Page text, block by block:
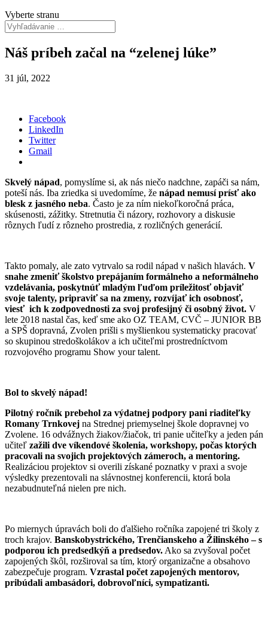
Vyberte stranu
Náš príbeh začal na “zelenej lúke”
31 júl, 2022
Facebook
LinkedIn
Twitter
Gmail
Skvelý nápad, pomyslíme si, ak nás niečo nadchne, zapáči sa nám,
poteší nás. Iba zriedka si uvedomíme, že nápad nemusí prísť ako
blesk z jasného neba. Často je za ním niekoľkoročná práca,
skúsenosti, zážitky. Stretnutia či názory, rozhovory a diskusie
rôznych ľudí z rôzneho prostredia, z rozličných generácií.
Takto pomaly, ale zato vytrvalo sa rodil nápad v našich hlavách. V
snahe zmeniť školstvo prepájaním formálneho a neformálneho
vzdelávania, poskytnúť mladým ľuďom príležitosť objaviť
svoje talenty, pripraviť sa na zmeny, rozvíjať ich osobnosť,
viesť ich k zodpovednosti za svoj profesijný či osobný život. V
lete 2018 nastal čas, keď sme ako OZ TEAM, CVČ – JUNIOR BB
a SPŠ dopravná, Zvolen prišli s myšlienkou systematicky pracovať
so skupinou stredoškolákov a ich učiteľmi prostredníctvom
rozvojového programu Show your talent.
Bol to skvelý nápad!
Pilotný ročník prebehol za výdatnej podpory pani riaditeľky
Romany Trnkovej na Strednej priemyselnej škole dopravnej vo
Zvolene. 16 odvážnych žiakov/žiačok, tri panie učiteľky a jeden pán
učiteľ zažili dve víkendové školenia, workshopy, počas ktorých
pracovali na svojich projektových zámeroch, a mentoring.
Realizáciou projektov si overili získané poznatky v praxi a svoje
výsledky prezentovali na slávnostnej konferencii, ktorá bola
nezabudnuteľná nielen pre nich.
Po miernych úpravách boli do ďalšieho ročníka zapojené tri školy z
troch krajov. Banskobystrického, Trenčianskeho a Žilinského – s
podporou ich predsedkýň a predsedov. Ako sa zvyšoval počet
zapojených škôl, rozširoval sa tím, ktorý organizačne a obsahovo
zabezpečuje program. Vzrastal počet zapojených mentorov,
pribúdali ambasádori, dobrovoľníci, sympatizanti.